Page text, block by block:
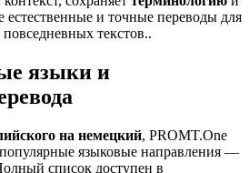
естественные и точные переводы для
текстов..
языки и
на немецкий, PROMT.One
языковые направления —
список доступен в